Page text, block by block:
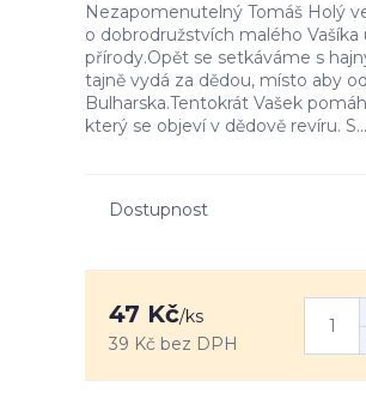
Nezapomenutelný Tomáš Holý
o dobrodružstvích malého
přírody.Opět se setkáváme s
tajně vydá za dědou, místo aby
Bulharska.Tentokrát Vašek
který se objeví v dědově revíru. S...
Dostupnost
47 Kč/ks
39 Kč bez DPH